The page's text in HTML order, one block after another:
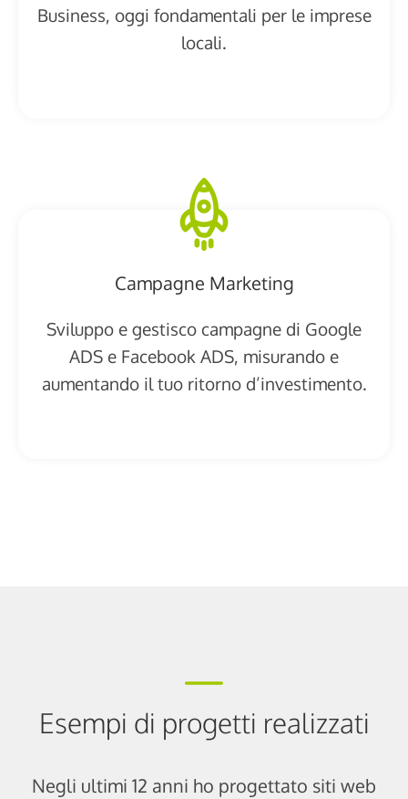
Business, oggi fondamentali per le imprese
locali.
Campagne Marketing
Sviluppo e gestisco campagne di Google
ADS e Facebook ADS, misurando e
aumentando il tuo ritorno d’investimento.
Esempi di progetti realizzati
Negli ultimi 12 anni ho progettato siti web